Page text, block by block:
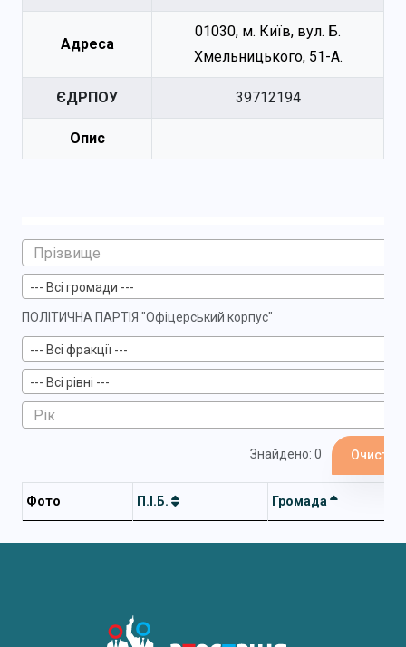
Адреса
01030, м. Київ, вул. Б.
Хмельницького, 51-А.
ЄДРПОУ 39712194
Опис
--- Всі громади ---
ПОЛІТИЧНА ПАРТІЯ "Офіцерський корпус"
--- Всі фракції ---
--- Всі рівні ---
Знайдено: 0
Фото П.І.Б. Громада